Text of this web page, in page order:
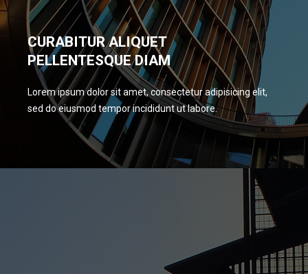
CURABITUR ALIQUET
PELLENTESQUE DIAM
Lorem ipsum dolor sit amet, consectetur adipisicing elit,
sed do eiusmod tempor incididunt ut labore.